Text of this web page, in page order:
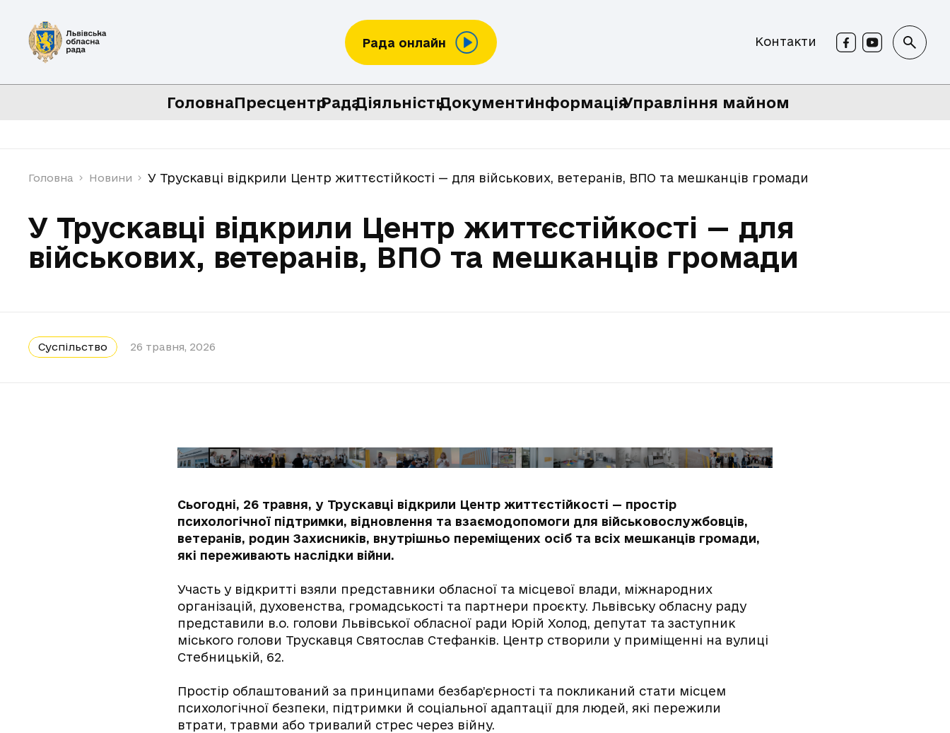
Рада онлайн Контакти
ГоловнаПресцентрРадаДіяльністьДокументиІнформаціяУправління майном
Головна Новини У Трускавці відкрили Центр життєстійкості — для військових, ветеранів, ВПО та мешканців громади
У Трускавці відкрили Центр життєстійкості — для
військових, ветеранів, ВПО та мешканців громади
Суспільство 26 травня, 2026
Сьогодні, 26 травня, у Трускавці відкрили Центр життєстійкості — простір
психологічної підтримки, відновлення та взаємодопомоги для військовослужбовців,
ветеранів, родин Захисників, внутрішньо переміщених осіб та всіх мешканців громади,
які переживають наслідки війни.
Участь у відкритті взяли представники обласної та місцевої влади, міжнародних
організацій, духовенства, громадськості та партнери проєкту. Львівську обласну раду
представили в.о. голови Львівської обласної ради Юрій Холод, депутат та заступник
міського голови Трускавця Святослав Стефанків. Центр створили у приміщенні на вулиці
Стебницькій, 62.
Простір облаштований за принципами безбар’єрності та покликаний стати місцем
психологічної безпеки, підтримки й соціальної адаптації для людей, які пережили
втрати, травми або тривалий стрес через війну.